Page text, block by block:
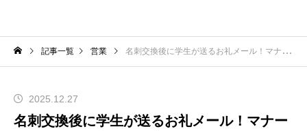
記事一覧 営業 名刺交換後に学生が送るお礼メール！マナーを押さえた好印象の例文
2025.12.27
名刺交換後に学生が送るお礼メール！マナー